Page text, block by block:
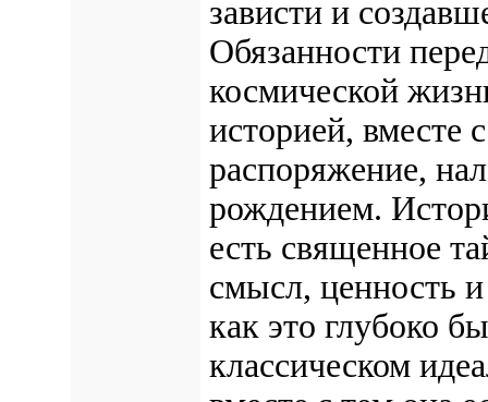
зависти и
Обязанности
космической
историей, вместе
распоряжение,
рождением.
есть священное
смысл, ценность и
как это глубоко
классическом